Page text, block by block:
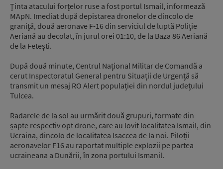
Ținta atacului forțelor ruse a fost portul Ismail, informează
MApN. Imediat după depistarea dronelor de dincolo de
graniță, două aeronave F-16 din serviciul de luptă Poliție
Aeriană au decolat, în jurul orei 01:10, de la Baza 86 Aeriană
de la Fetești.
După două minute, Centrul Național Militar de Comandă a
cerut Inspectoratul General pentru Situații de Urgență să
transmit un mesaj RO Alert populației din nordul județului
Tulcea.
Radarele de la sol au urmărit două grupuri, formate din
șapte respectiv opt drone, care au lovit localitatea Ismail, din
Ucraina, dincolo de localitatea Isaccea de la noi. Piloții
aeronavelor F16 au raportat multiple explozii pe partea
ucraineana a Dunării, în zona portului Ismanil.